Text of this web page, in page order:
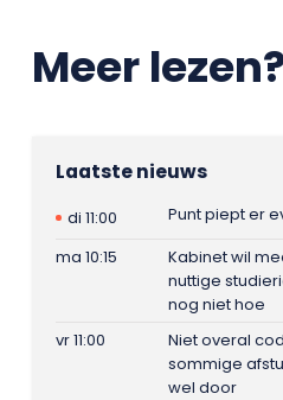
Meer
Laatste nieuws
di 11:00
Punt piept er
ma 10:15
Kabinet wil
nuttige
nog niet hoe
vr 11:00
Niet overal
sommige
wel door